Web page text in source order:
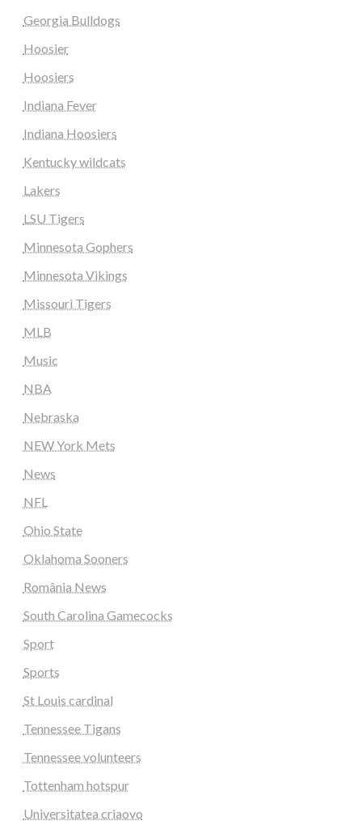
Georgia Bulldogs
Hoosier
Hoosiers
Indiana Fever
Indiana Hoosiers
Kentucky wildcats
Lakers
LSU Tigers
Minnesota Gophers
Minnesota Vikings
Missouri Tigers
MLB
Music
NBA
Nebraska
NEW York Mets
News
NFL
Ohio State
Oklahoma Sooners
România News
South Carolina Gamecocks
Sport
Sports
St Louis cardinal
Tennessee Tigans
Tennessee volunteers
Tottenham hotspur
Universitatea criaovo